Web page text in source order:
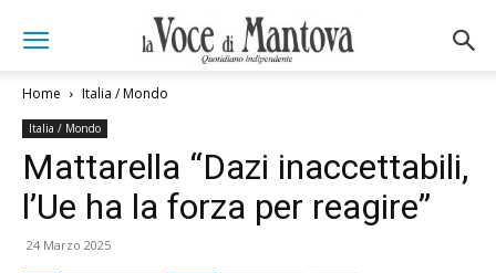
Home Italia / Mondo
Italia / Mondo
Mattarella “Dazi inaccettabili,
l’Ue ha la forza per reagire”
24 Marzo 2025